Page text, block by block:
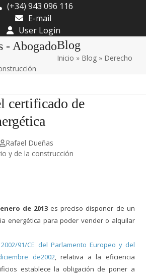
(+34) 943 096 116
E-mail
User Login
- AbogadoBlog
Inicio » Blog » Derecho
certificado de
Rafael Dueñas
y de la construcción
de 2013 es preciso disponer de un
energética para poder vender o alquilar
91/CE del Parlamento Europeo y del
de2002, relativa a la eficiencia
establece la obligación de poner a